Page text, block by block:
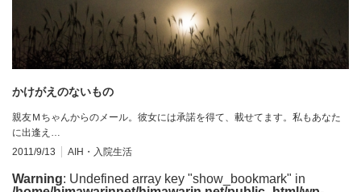
かけがえのないもの
親友Ｍちゃんからのメール。彼女には承諾を得て、載せてます。私もあなた
に出逢え…
2011/9/13
AIH・入院生活
Warning: Undefined array key "show_bookmark" in